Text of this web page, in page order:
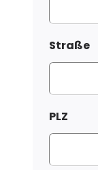
Straße
PLZ